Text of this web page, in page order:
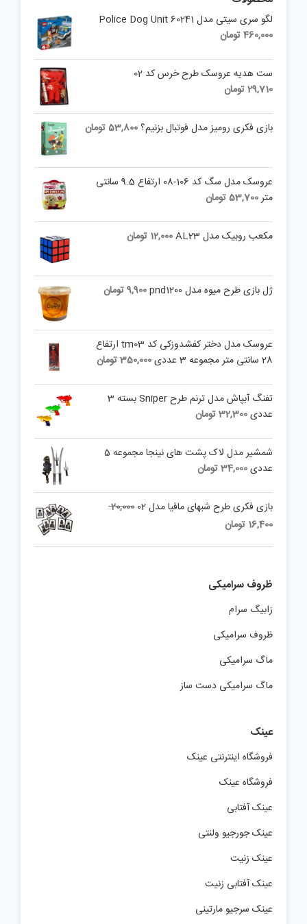
لگو سری سیتی مدل 60241 Police Dog Unit
460,000تومان
ست هدیه عروسک طرح خرس کد 02
29,710تومان
بازی فکری رومیز مدل فوتبال بزنیم؟53,800تومان
عروسک مدل سگ کد 106-08 ارتفاع 9.5 سانتی
متر53,700تومان
مکعب روبیک مدل AL23 12,000 تومان
ژل بازی طرح میوه مدل pnd1200 9,900تومان
عروسک مدل دختر کفشدوزکی کد tm03 ارتفاع
28 سانتی متر مجموعه 3 عددی
350,000تومان
تفنگ آبپاش مدل ترنم طرح Sniper بسته 3
عددی32,300تومان
شمشیر مدل لاک پشت های نینجا مجموعه 5
عددی34,000تومان
بازی فکری طرح شبهای مافیا مدل 02 20,000
Original
16,400 تومان
ظروف سرامیکی
زابیگ سرام
ظروف سرامیکی
ماگ سرامیکی
ماگ سرامیکی دست ساز
عینک
فروشگاه اینترنتی عینک
فروشگاه عینک
عینک آفتابی
عینک جورجیو ولنتی
عینک زنیت
عینک آفتابی زنیت
عینک سرجیو مارتینی